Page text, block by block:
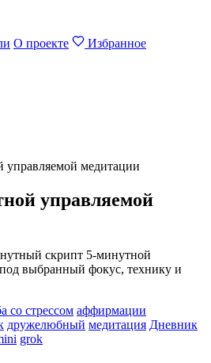
О проекте
Избранное
медитации
управляемой
скрипт 5-минутной
выбранный фокус, технику и
со стрессом аффирмации
дружелюбный медитация Дневник
grok